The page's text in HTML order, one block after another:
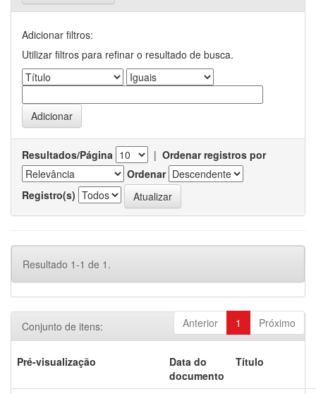
Adicionar filtros:
Utilizar filtros para refinar o resultado de busca.
Resultados/Página | Ordenar registros por
Ordenar
Registro(s)
Resultado 1-1 de 1.
Anterior 1 Próximo
Conjunto de itens:
Pré-visualização
Data do
documento
Título